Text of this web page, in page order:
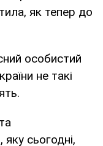
як тепер до
особистий
не такі
сьогодні,